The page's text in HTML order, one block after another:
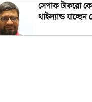
সেপাক টাকরো
থাইল্যান্ড